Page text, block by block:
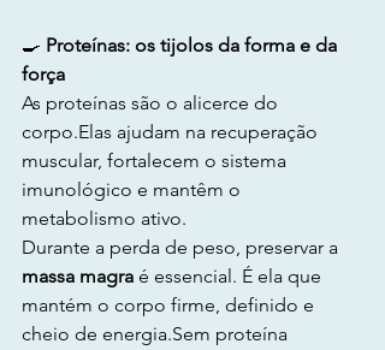
🍳 Proteínas: os tijolos da forma e da
força
As proteínas são o alicerce do
corpo.Elas ajudam na recuperação
muscular, fortalecem o sistema
imunológico e mantêm o
metabolismo ativo.
Durante a perda de peso, preservar a
massa magra é essencial. É ela que
mantém o corpo firme, definido e
cheio de energia.Sem proteína